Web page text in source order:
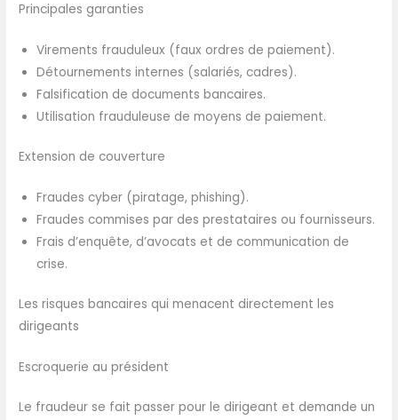
Principales garanties
Virements frauduleux (faux ordres de paiement).
Détournements internes (salariés, cadres).
Falsification de documents bancaires.
Utilisation frauduleuse de moyens de paiement.
Extension de couverture
Fraudes cyber (piratage, phishing).
Fraudes commises par des prestataires ou fournisseurs.
Frais d’enquête, d’avocats et de communication de
crise.
Les risques bancaires qui menacent directement les
dirigeants
Escroquerie au président
Le fraudeur se fait passer pour le dirigeant et demande un